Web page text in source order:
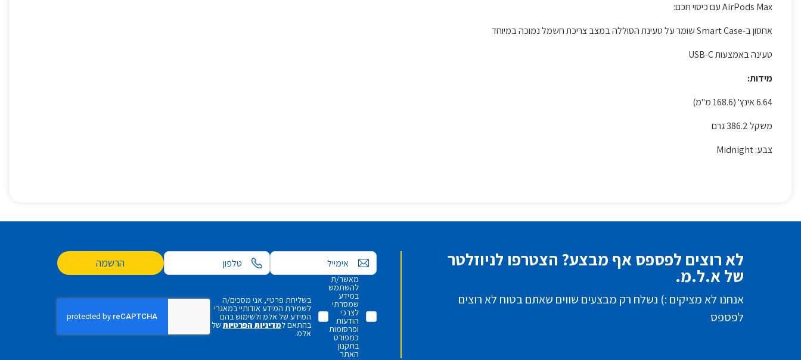
AirPods Max עם כיסוי חכם:
אחסון ב-Smart Case שומר על טעינת הסוללה במצב צריכת חשמל נמוכה במיוחד
טעינה באמצעות USB-C
מידות:
6.64 אינץ' (168.6 מ"מ)
משקל 386.2 גרם
צבע: Midnight
לא רוצים לפספס אף מבצע? הצטרפו לניוזלטר
של א.ל.מ.
אנחנו לא מציקים :) נשלח רק מבצעים שווים שאתם בטוח לא רוצים
לפספס
אימייל הרשמה
מאשר/ת
להשתמש
במידע
שמסרתי
לצרכי
הודעות
ופרסומות
כמפורט
בתקנון
האתר
בשליחת פרטיי, אני מסכים/ה
לשמירת המידע אודותיי במאגרי
המידע של אלמ ולשימוש בהם
בהתאם למדיניות הפרטיות של
אלמ.